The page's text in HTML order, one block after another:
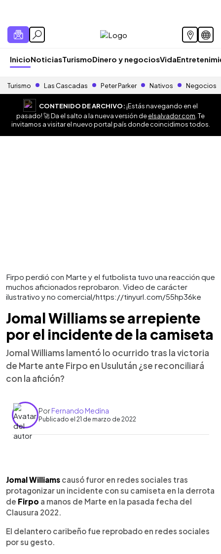
InicioNoticiasTurismoDinero y negociosVida
Turismo Las Cascadas Peter Parker Nativos Negocios
CONTENIDO DE ARCHIVO:¡Estás navegando en el
pasado! 🚀 Da el salto a la nueva versión deelsalvador.com . Te
invitamos a visitar el nuevo portal país donde coincidimos todos.
Firpo perdió con Marte y el futbolista tuvo una reacción que
muchos aficionados reprobaron. Video de carácter
ilustrativo y no comercial/https://tinyurl.com/55hp36ke
Jomal Williams se arrepiente
por el incidente de la camiseta
Jomal Williams lamentó lo ocurrido tras la victoria
de Marte ante Firpo en Usulután ¿se reconciliará
con la afición?
PorFernando Medina
Publicado el 21 de marzo de 2022
► Escuchar artículo
Jomal Williams causó furor en redes sociales tras
protagonizar un incidente con su camiseta en la derrota
de Firpo a manos de Marte en la pasada fecha del
Clausura 2022.
El delantero caribeño fue reprobado en redes sociales
por su gesto.